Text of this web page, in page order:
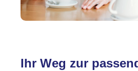
Ihr Weg zur